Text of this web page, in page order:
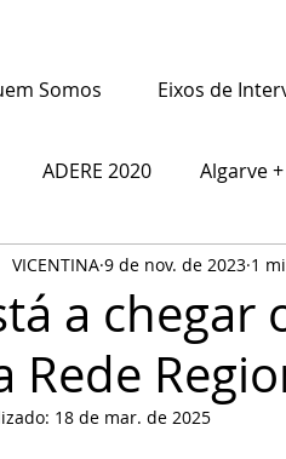
Somos Eixos de
ADERE 2020 Algarve
a
Rede
VICENTINA 9 de nov. de 2023 1
18 de mar. de 2025